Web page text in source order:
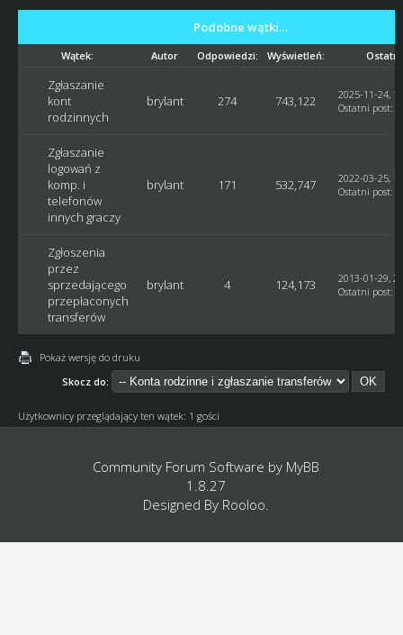
Podobne wątki…
Wątek: Autor Odpowiedzi: Wyświetleń:
Zgłaszanie
kont
rodzinnych
brylant 274 743,122
2025-11-24,
Ostatni post:
Zgłaszanie
logowań z
komp. i
telefonów
innych graczy
brylant 171 532,747
2022-03-25,
Ostatni post:
Zgłoszenia
przez
sprzedającego
przepłaconych
transferów
brylant 4 124,173
2013-01-29,
Ostatni post:
Pokaż wersję do druku
Skocz do:
Użytkownicy przeglądający ten wątek: 1 gości
Community Forum Software by MyBB
1.8.27
Designed By Rooloo.